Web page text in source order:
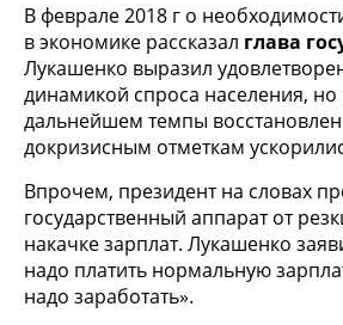
В феврале 2018 г о
в экономике рассказал глава
Лукашенко выразил
динамикой спроса населения,
дальнейшем темпы
докризисным отметкам
Впрочем, президент на словах
государственный аппарат от
накачке зарплат. Лукашенко
надо платить нормальную
надо заработать».